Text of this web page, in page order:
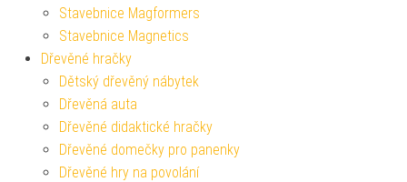
Stavebnice Magformers
Stavebnice Magnetics
Dřevěné hračky
Dětský dřevěný nábytek
Dřevěná auta
Dřevěné didaktické hračky
Dřevěné domečky pro panenky
Dřevěné hry na povolání